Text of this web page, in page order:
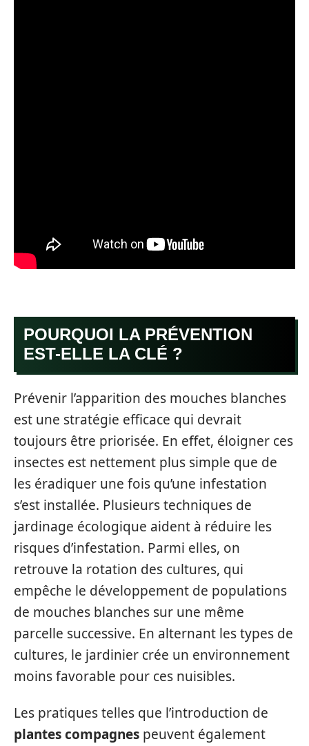
POURQUOI LA PRÉVENTION
EST-ELLE LA CLÉ ?
Prévenir l’apparition des mouches blanches
est une stratégie efficace qui devrait
toujours être priorisée. En effet, éloigner ces
insectes est nettement plus simple que de
les éradiquer une fois qu’une infestation
s’est installée. Plusieurs techniques de
jardinage écologique aident à réduire les
risques d’infestation. Parmi elles, on
retrouve la rotation des cultures, qui
empêche le développement de populations
de mouches blanches sur une même
parcelle successive. En alternant les types de
cultures, le jardinier crée un environnement
moins favorable pour ces nuisibles.
Les pratiques telles que l’introduction de
plantes compagnes peuvent également